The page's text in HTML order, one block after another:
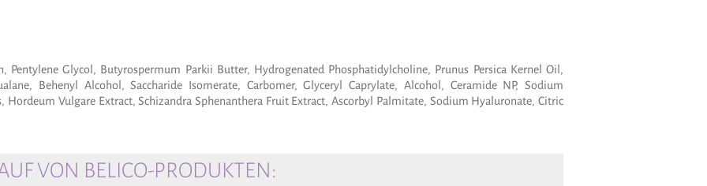
Pentylene Glycol, Butyrospermum Parkii Butter, Hydrogenated Phosphatidylcholine, Prunus Persica Kernel Oil,
Behenyl Alcohol, Saccharide Isomerate, Carbomer, Glyceryl Caprylate, Alcohol, Ceramide NP, Sodium
Vulgare Extract, Schizandra Sphenanthera Fruit Extract, Ascorbyl Palmitate, Sodium Hyaluronate, Citric
VON BELICO-PRODUKTEN: